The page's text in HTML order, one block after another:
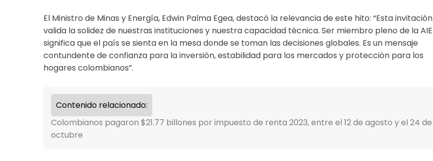
El Ministro de Minas y Energía, Edwin Palma Egea, destacó la relevancia de este hito: “Esta invitación
valida la solidez de nuestras instituciones y nuestra capacidad técnica. Ser miembro pleno de la AIE
significa que el país se sienta en la mesa donde se toman las decisiones globales. Es un mensaje
contundente de confianza para la inversión, estabilidad para los mercados y protección para los
hogares colombianos”.
Contenido relacionado:
Colombianos pagaron $21.77 billones por impuesto de renta 2023, entre el 12 de agosto y el 24 de
octubre